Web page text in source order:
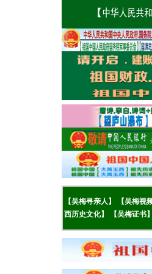
【吴梅寻亲人】 【吴梅视频
西历史文化】
【吴梅证书】